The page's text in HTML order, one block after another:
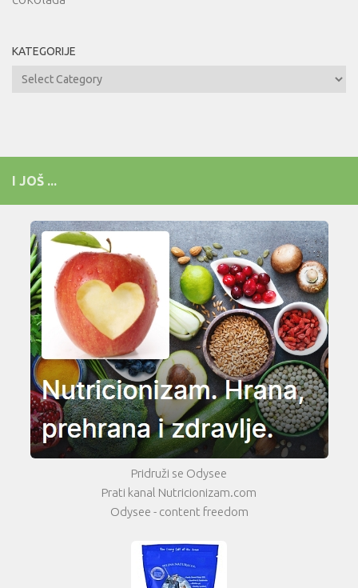
KATEGORIJE
Kategorije
I JOŠ ...
Pridruži se Odysee
Prati kanal Nutricionizam.com
Odysee - content freedom